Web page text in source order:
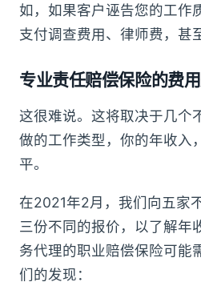
如，如果客户诬告您的工作
支付调查费用、律师费，甚
专业责任赔偿保险的费用
这很难说。这将取决于几个
做的工作类型，你的年收入
平。
在2021年2月，我们向五家
三份不同的报价，以了解年
务代理的职业赔偿保险可能
们的发现：